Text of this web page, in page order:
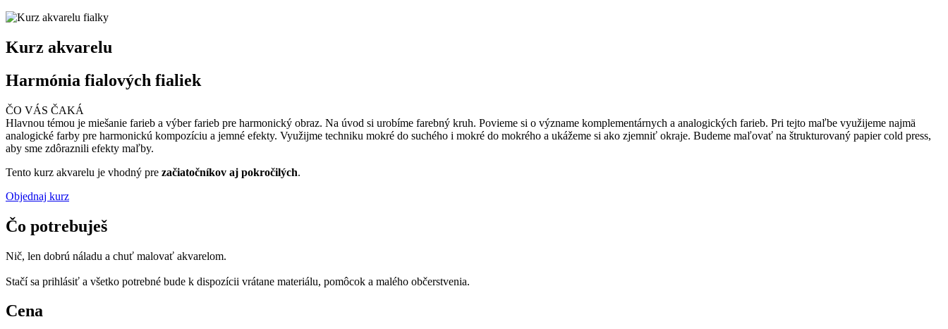
Kurz akvarelu
Harmónia fialových fialiek
ČO VÁS ČAKÁ
Hlavnou témou je miešanie farieb a výber farieb pre harmonický obraz. Na úvod si urobíme farebný kruh. Povieme si o význame komplementárnych a analogických farieb. Pri tejto maľbe využijeme najmä
analogické farby pre harmonickú kompozíciu a jemné efekty. Využijme techniku mokré do suchého i mokré do mokrého a ukážeme si ako zjemniť okraje. Budeme maľovať na štrukturovaný papier cold press,
aby sme zdôraznili efekty maľby.
Tento kurz akvarelu je vhodný pre začiatočníkov aj pokročilých.
Objednaj kurz
Čo potrebuješ
Nič, len dobrú náladu a chuť malovať akvarelom.
Stačí sa prihlásiť a všetko potrebné bude k dispozícii vrátane materiálu, pomôcok a malého občerstvenia.
Cena